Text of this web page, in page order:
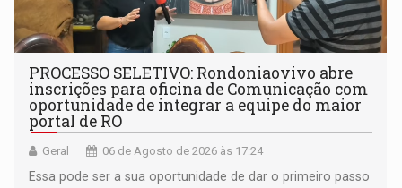
PROCESSO SELETIVO: Rondoniaovivo abre
inscrições para oficina de Comunicação com
oportunidade de integrar a equipe do maior
portal de RO
Geral 06 de Agosto de 2026 às 17:24
Essa pode ser a sua oportunidade de dar o primeiro passo